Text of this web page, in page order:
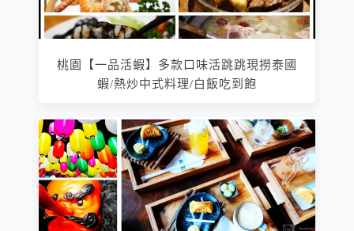
桃園【一品活蝦】多款口味活跳跳現撈泰國
蝦/熱炒中式料理/白飯吃到飽